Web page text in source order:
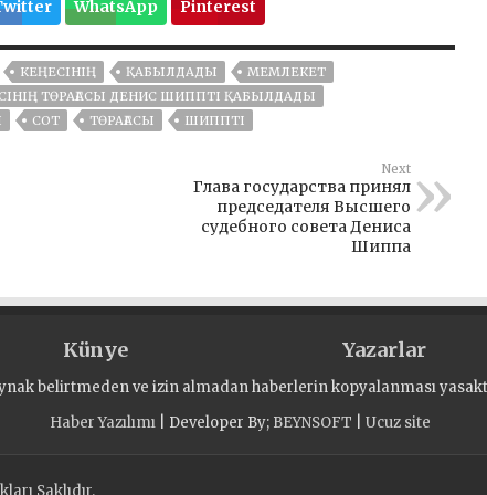
WhatsApp Pinterest
КЕҢЕСІНІҢ ҚАБЫЛДАДЫ
МЕМЛЕКЕТ
ТӨРАҒАСЫ ДЕНИС ШИППТІ ҚАБЫЛДАДЫ
СОТ ТӨРАҒАСЫ ШИППТІ
Next
Глава государства принял
председателя Высшего
судебного совета Дениса
Шиппа
Künye Yazarlar
belirtmeden ve izin almadan haberlerin kopyalanması
Haber Yazılımı| Developer By; BEYNSOFT Ucuz site
Saklıdır.